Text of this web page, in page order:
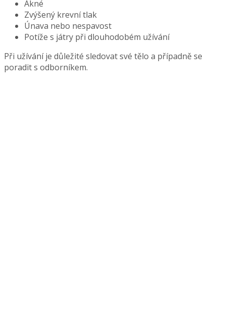
Akné
Zvýšený krevní tlak
Únava nebo nespavost
Potíže s játry při dlouhodobém užívání
Při užívání je důležité sledovat své tělo a případně se
poradit s odborníkem.